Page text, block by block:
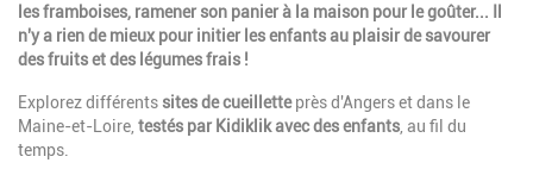
les framboises, ramener son panier à la maison pour le goûter... Il
n'y a rien de mieux pour initier les enfants au plaisir de savourer
des fruits et des légumes frais !
Explorez différentssites de cueilletteprès d'Angers et dans le
Maine-et-Loire, testés par Kidiklik avec des enfants , au fil du
temps.